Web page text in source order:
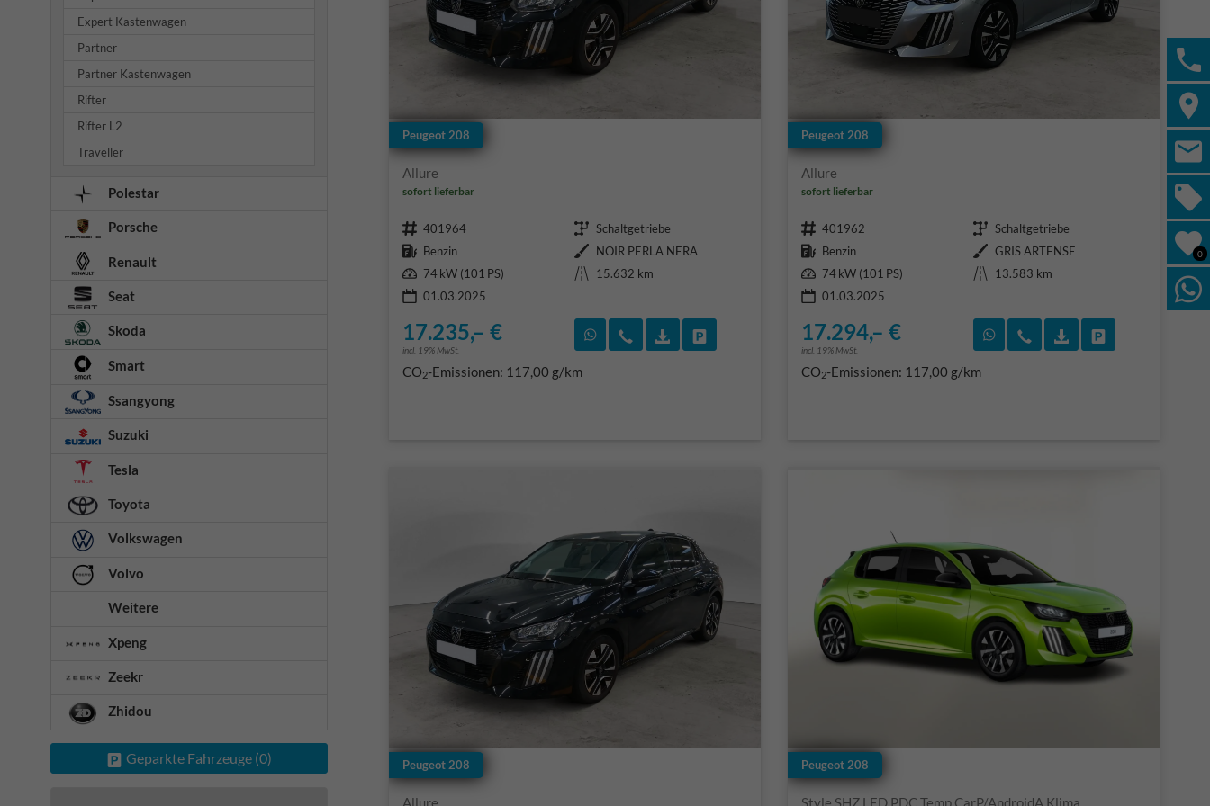
Peugeot 208
Allure
sofort lieferbar
Fahrzeugnr. 401964 Getriebe Schaltgetriebe
Kraftstoff Benzin Außenfarbe NOIR PERLA NERA
Leistung 74 kW (101 PS) Kilometerstand
15.632 km
01.03.2025
17.235,– €
incl. 19% MwSt.
Rückruf vereinbaren
Wir rufen Sie an
Fahrzeugexposé (PDF)
Fahrzeug parken
CO2-Emissionen: 117,00 g/km
Peugeot 208
Allure
sofort lieferbar
Fahrzeugnr. 401962 Getriebe Schaltgetriebe
Kraftstoff Benzin Außenfarbe GRIS ARTENSE
Leistung 74 kW (101 PS) Kilometerstand
13.583 km
01.03.2025
17.294,– €
incl. 19% MwSt.
Rückruf vereinbaren
Wir rufen Sie an
Fahrzeugexposé
CO2-Emissionen: 117,00 g/km
Peugeot 208
Allure
Peugeot 208
Style SHZ LED PDC Temp CarP/AndroidA Klima
Expert Kastenwagen
Partner
Partner Kastenwagen
Rifter
Rifter L2
Traveller
Polestar
Porsche
Renault
Seat
Skoda
Smart
Ssangyong
Suzuki
Tesla
Toyota
Volkswagen
Volvo
Weitere
Xpeng
Zeekr
Zhidou
Geparkte Fahrzeuge (0)
0